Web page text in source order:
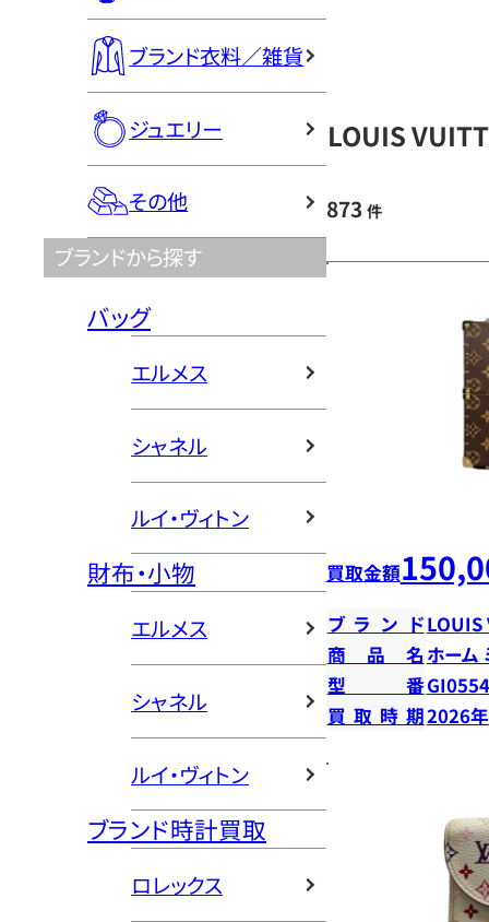
ブランド衣料／雑貨
ジュエリー
その他
ブランドから探す
バッグ
エルメス
シャネル
ルイ・ヴィトン
財布・小物
エルメス
シャネル
ルイ・ヴィトン
ブランド時計買取
ロレックス
LOUIS
873 件
買取金額
ブランドLOUIS
商品名 ホーム
型番GI0554
買取時期2026